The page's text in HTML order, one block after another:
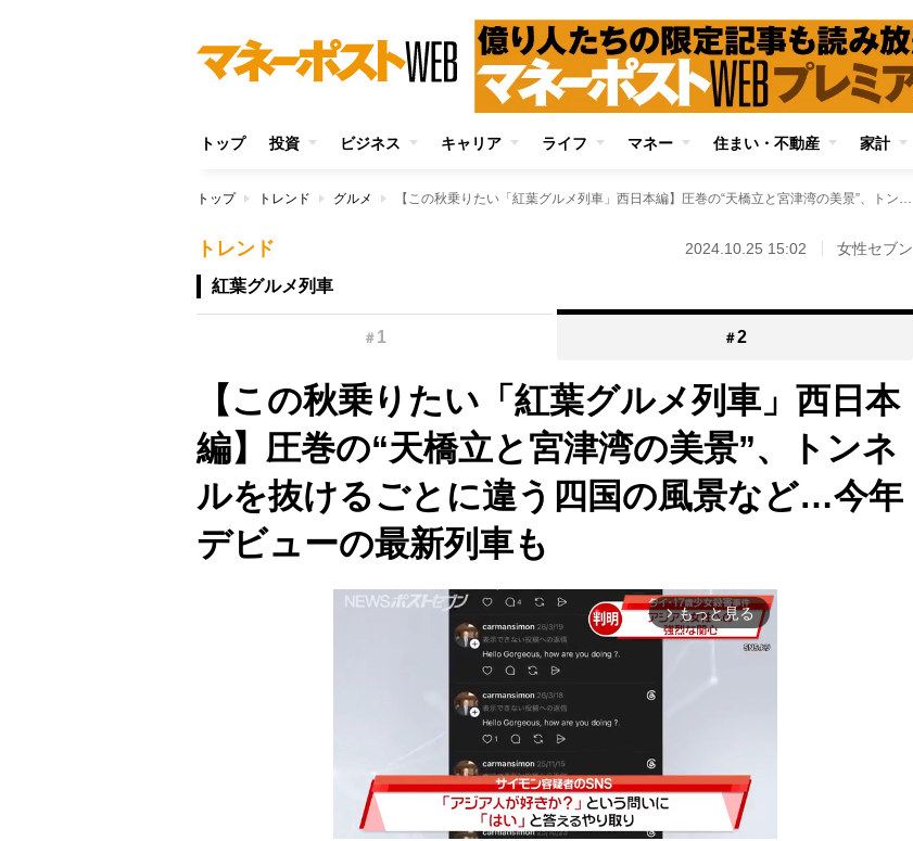
トップ 投資 ビジネス キャリア ライフ マネー 住まい・不動産 家計
トップ トレンド グルメ 【この秋乗りたい「紅葉グルメ列車」西日本編】圧巻の“天橋立と宮津湾の美景”、トンネルを抜けるごとに違う四国の風景など…今年デビューの最新列車も
トレンド 2024.10.25 15:02 女性セブン
紅葉グルメ列車
＃ 1 ＃2
【この秋乗りたい「紅葉グルメ列車」西日本
編】圧巻の“天橋立と宮津湾の美景”、トンネ
ルを抜けるごとに違う四国の風景など…今年
デビューの最新列車も
arrow_forward_ios もっと見る